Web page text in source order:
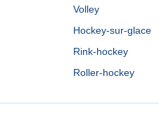
Volley
Hockey-sur-glace
Rink-hockey
Roller-hockey